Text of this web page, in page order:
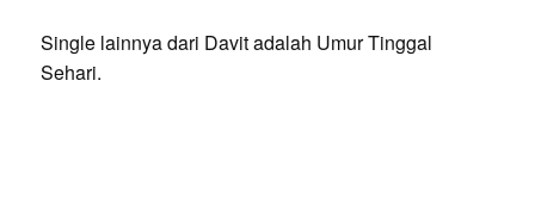
Single lainnya dari Davit adalah Umur Tinggal
Sehari.